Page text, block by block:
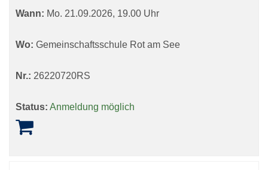
Wann: Mo. 21.09.2026, 19.00 Uhr
Wo: Gemeinschaftsschule Rot am See
Nr.: 26220720RS
Status: Anmeldung möglich